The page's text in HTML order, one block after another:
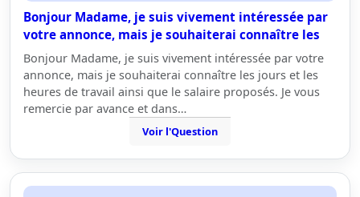
Bonjour Madame, je suis vivement intéressée par
votre annonce, mais je souhaiterai connaître les
Bonjour Madame, je suis vivement intéressée par votre
annonce, mais je souhaiterai connaître les jours et les
heures de travail ainsi que le salaire proposés. Je vous
remercie par avance et dans…
Voir l'Question